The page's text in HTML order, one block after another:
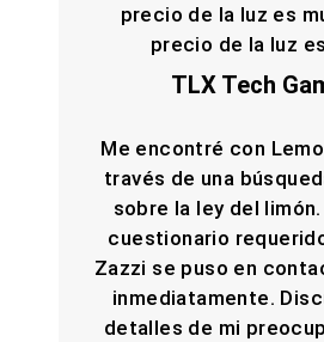
precio de la luz es
precio de la luz
TLX Tech
Me encontré con
través de una
sobre la ley del
cuestionario
Zazzi se puso en
inmediatamente.
detalles de mi